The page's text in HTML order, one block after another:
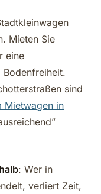
Mieten Sie
eine
Bodenfreiheit.
sind
Mietwagen in
: Wer in
verliert Zeit,